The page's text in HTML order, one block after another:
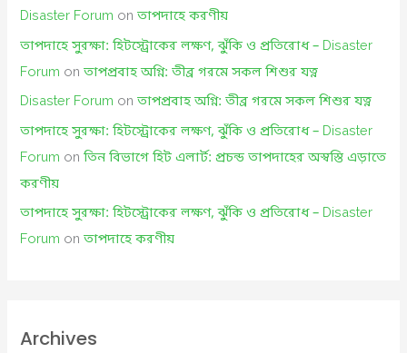
Disaster Forum onতাপদাহে করণীয়
তাপদাহে সুরক্ষা: হিটস্ট্রোকের লক্ষণ, ঝুঁকি ও প্রতিরোধ – Disaster
Forum onতাপপ্রবাহ অগ্নি: তীব্র গরমে সকল শিশুর যত্ন
Disaster Forum onতাপপ্রবাহ অগ্নি: তীব্র গরমে সকল শিশুর যত্ন
তাপদাহে সুরক্ষা: হিটস্ট্রোকের লক্ষণ, ঝুঁকি ও প্রতিরোধ – Disaster
Forum onতিন বিভাগে হিট এলার্ট: প্রচন্ড তাপদাহের অস্বস্তি এড়াতে
করণীয়
তাপদাহে সুরক্ষা: হিটস্ট্রোকের লক্ষণ, ঝুঁকি ও প্রতিরোধ – Disaster
Forum onতাপদাহে করণীয়
Archives